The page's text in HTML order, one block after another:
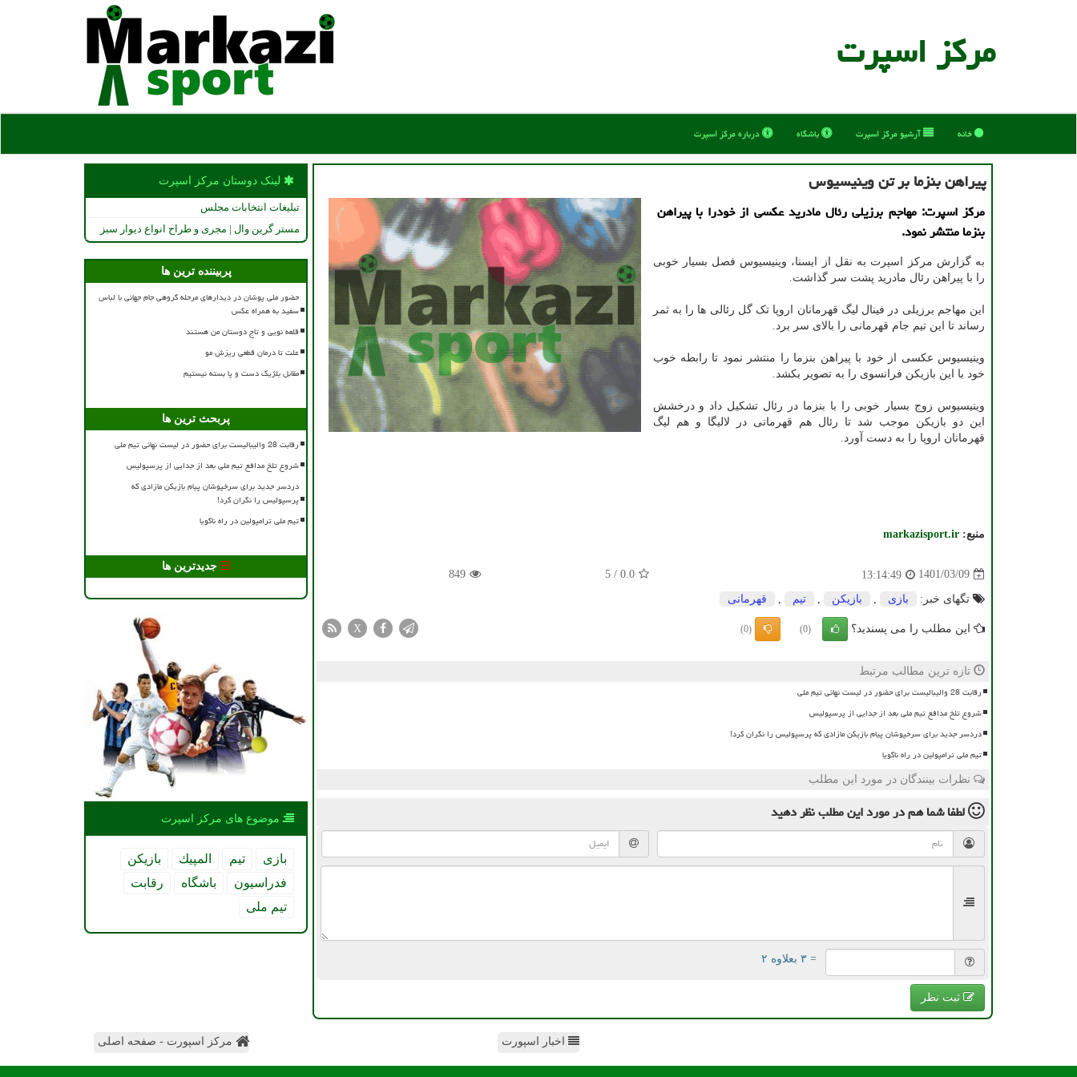
مركز اسپرت
خانه آرشیو مركز اسپرت باشگاه درباره مركز اسپرت
پیراهن بنزما بر تن وینیسیوس
مرکز اسپرت: مهاجم برزیلی رئال مادرید عکسی از خودرا با پیراهن
بنزما منتشر نمود.
به گزارش مرکز اسپرت به نقل از ایسنا، وینیسیوس فصل بسیار خوبی
را با پیراهن رئال مادرید پشت سر گذاشت.
این مهاجم برزیلی در فینال لیگ قهرمانان اروپا تک گل رئالی ها را به ثمر
رساند تا این تیم جام قهرمانی را بالای سر برد.
وینیسیوس عکسی از خود با پیراهن بنزما را منتشر نمود تا رابطه خوب
خود با این بازیکن فرانسوی را به تصویر بکشد.
وینیسیوس زوج بسیار خوبی را با بنزما در رئال تشکیل داد و درخشش
این دو بازیکن موجب شد تا رئال هم قهرمانی در لالیگا و هم لیگ
قهرمانان اروپا را به دست آورد.
منبع: markazisport.ir
1401/03/09
13:14:49
0.0
/
5
849
تگهای خبر: بازی بازیكن تیم قهرمانی
این مطلب را می پسندید؟ (0)
(0)
X
تازه ترین مطالب مرتبط
رقابت 28 والیبالیست برای حضور در لیست نهائی تیم ملی
شروع تلخ مدافع تیم ملی بعد از جدایی از پرسپولیس
دردسر جدید برای سرخپوشان پیام بازیکن مازادی که پرسپولیس را نگران کرد!
تیم ملی ترامپولین در راه ناگویا
نظرات بینندگان در مورد این مطلب
لطفا شما همدر مورد این مطلبنظر دهید
= ۳ بعلاوه ۲
ثبت نظر
لینک دوستان مركز اسپرت
تبلیغات انتخابات مجلس
مستر گرین وال | مجری و طراح انواع دیوار سبز
پربیننده ترین ها
حضور ملی پوشان در دیدارهای مرحله گروهی جام جهانی با لباس
سفید به همراه عکس
قلعه نویی و تاج دوستان من هستند
علت تا درمان قطعی ریزش مو
مقابل بلژیک دست و پا بسته نیستیم
پربحث ترین ها
رقابت 28 والیبالیست برای حضور در لیست نهائی تیم ملی
شروع تلخ مدافع تیم ملی بعد از جدایی از پرسپولیس
دردسر جدید برای سرخپوشان پیام بازیکن مازادی که
پرسپولیس را نگران کرد!
تیم ملی ترامپولین در راه ناگویا
جدیدترین ها
موضوع های مركز اسپرت
بازی تیم المپیك
بازیكن
فدراسیون
باشگاه
رقابت
تیم ملی
اخبار اسپورت مرکز اسپورت - صفحه اصلی